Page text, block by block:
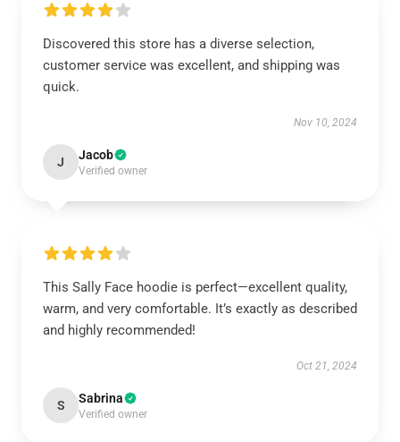
Discovered this store has a diverse selection,
customer service was excellent, and shipping was
quick.
Nov 10, 2024
J Jacob
Verified owner
This Sally Face hoodie is perfect—excellent quality,
warm, and very comfortable. It’s exactly as described
and highly recommended!
Oct 21, 2024
S Sabrina
Verified owner